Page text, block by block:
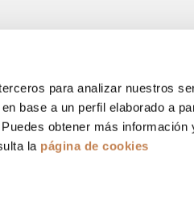
para analizar nuestros
base a un perfil elaborado a
obtener más
la página de cookies